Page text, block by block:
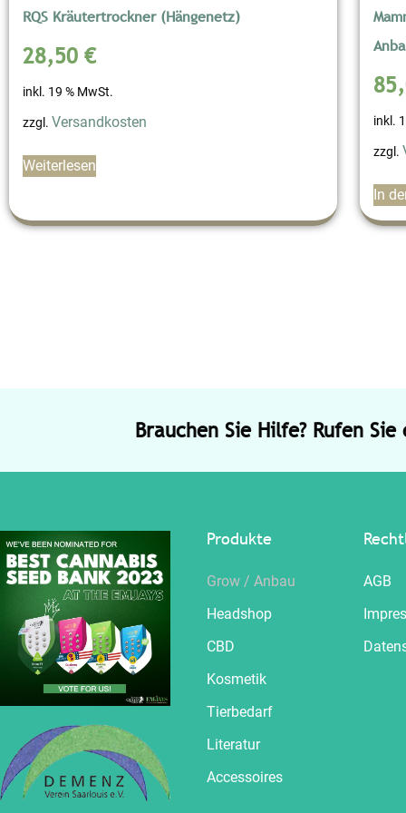
RQS Kräutertrockner (Hängenetz)
28,50 €
inkl. 19 % MwSt.
zzgl. Versandkosten
Weiterlesen
inkl.
zzgl.
In
Brauchen Sie Hilfe? Rufen
Produkte
Grow / Anbau
Headshop
CBD
Kosmetik
Tierbedarf
Literatur
Accessoires
AGB